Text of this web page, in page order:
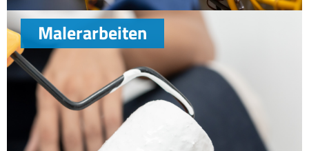
Unsere Experten für Elektrotechnik stehen Ihnen zur
Seite, um Ihre elektrischen Installationen sicher und
zuverlässig zu gestalten. Ob Neubau, Umbau oder
Sanierung - wir bieten maßgeschneiderte Lösungen für
private und gewerbliche Kunden. Von der Planung über
die Installation bis hin zur Wartung und Reparatur
kümmern wir uns um Ihre elektrischen Anlagen und
Malerarbeiten